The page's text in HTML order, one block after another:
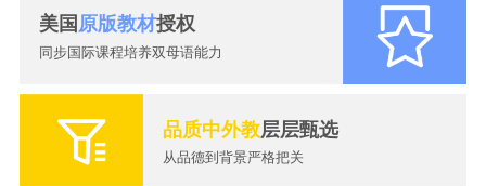
美国 原版教材授权
同步国际课程培养双母语能力
品质中外教层层甄选
从品德到背景严格把关